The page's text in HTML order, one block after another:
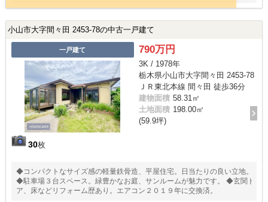
小山市大字間々田 2453-78の中古一戸建て
一戸建て
30枚
790万円
3K / 1978年
栃木県小山市大字間々田 2453-78
ＪＲ東北本線 間々田 徒歩36分
建物面積 58.31㎡
土地面積 198.00㎡
(59.9坪)
◆コンパクトなサイズ感の軽量鉄骨造、平屋住宅。日当たりの良い立地。
◆駐車場３台スペース。緑豊かなお庭、サンルームが魅力です。 ◆玄関ド
ア、床などリフォーム歴あり。エアコン２０１９年に交換済。